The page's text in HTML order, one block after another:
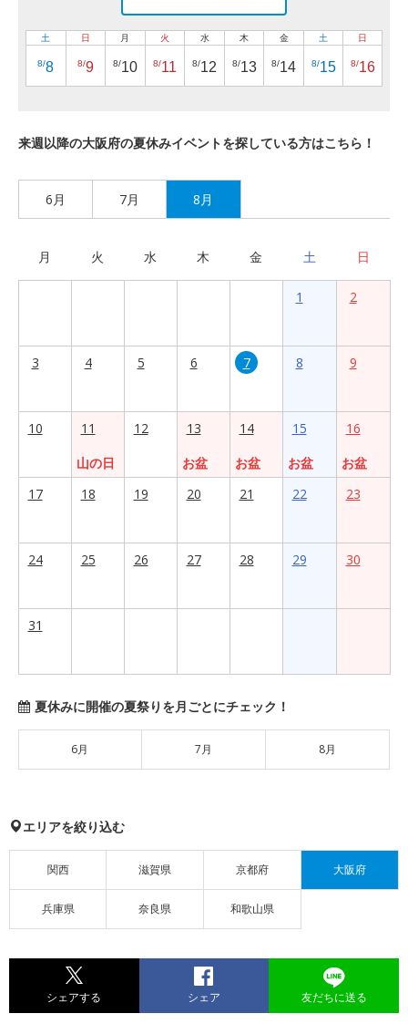
土
8/8
日
8/9
月
8/10
火
8/11
水
8/12
木
8/13
金
8/14
土
8/15
日
8/16
来週以降の大阪府の夏休みイベントを探している方はこちら！
6月 7月 8月
月 火 水 木 金 土 日
1 2
3 4 5 6 7 8 9
10
11
山の日
12
13
お盆
14
お盆
15
お盆
16
お盆
17
18 19 20 21 22 23
24 25 26 27 28 29 30
31
夏休みに開催の夏祭りを月ごとにチェック！
6月 7月 8月
エリアを絞り込む
関西 滋賀県 京都府 大阪府
兵庫県 奈良県 和歌山県
シェアする シェア 友だちに送る